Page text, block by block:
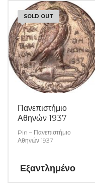
SOLD OUT
Πανεπιστήμιο
Αθηνών 1937
Pin – Πανεπιστήμιο
Αθηνών 1937
Εξαντλημένο